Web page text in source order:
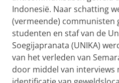
Indonesië. Naar schatting
(vermeende) communisten
studenten en staf van de
Soegijapranata (UNIKA)
van het verleden van
door middel van interviews